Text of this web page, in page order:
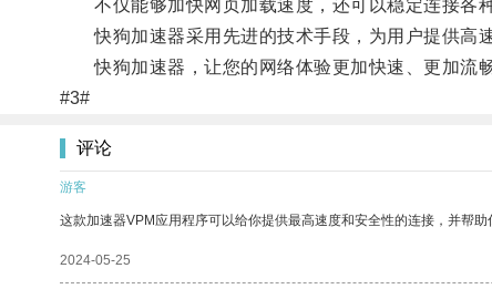
不仅能够加快网页加载速度，还可以稳定连接各种
快狗加速器采用先进的技术手段，为用户提供高速
快狗加速器，让您的网络体验更加快速、更加流畅
#3#
评论
游客
这款加速器VPM应用程序可以给你提供最高速度和安全性的连接，并帮助
2024-05-25